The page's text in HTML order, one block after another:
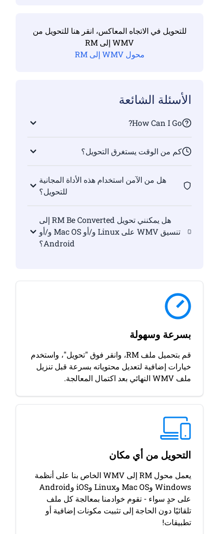
للتحويل في الاتجاه المعاكس، انقر هنا للتحويل من
WMV إلى RM
محول WMV إلى RM
الأسئلة الشائعة
How Can I Go?
كم من الوقت يستغرق التحويل؟
هل من الآمن استخدام هذه الأداة المجانية
للتحويل؟
هل يمكنني تحويل RM Be Converted إلى
تنسيق WMV على Linux و/أو Mac OS و/أو
Android؟
بسرعة وسهولة
قم بتحميل ملف RM، وانقر فوق "تحويل"، واستخدم
خيارات إضافية لتعديل محتوياته بسرعة قبل تنزيل
ملف WMV النهائي بعد اكتمال المعالجة.
التحويل من أي مكان
يعمل محول RM إلى WMV الخاص بنا على أنظمة
Windows وMac OS وLinux وiOS وAndroid
على حدٍ سواء - تقوم خوادمنا بمعالجة كل ملف
تلقائيًا دون الحاجة إلى تثبيت مكونات إضافية أو
تطبيقات!